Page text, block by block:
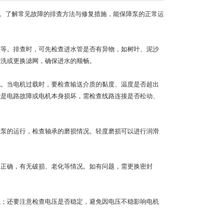
了解常见故障的排查方法与修复措施，能保障泵的正常运
排查时，可先检查进水管是否有异物，如树叶、泥沙
或更换滤网，确保进水的顺畅。
电机过载时，要检查输送介质的黏度、温度是否超出
路故障或电机本身损坏，需检查线路连接是否松动、
运行，检查轴承的磨损情况。轻度磨损可以进行润滑
，有无破损、老化等情况。如有问题，需更换密封
要注意检查电压是否稳定，避免因电压不稳影响电机